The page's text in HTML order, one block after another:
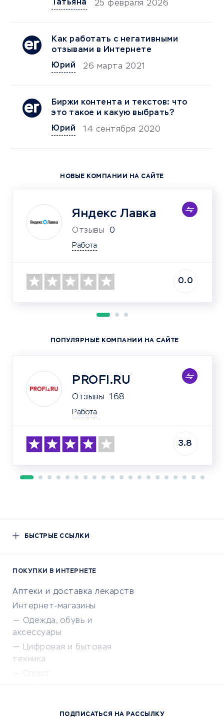
Татьяна 25 февраля 2026
Как работать с негативными
отзывами в Интернете
Юрий
26 марта 2021
Биржи контента и текстов: что
это такое и какую выбрать?
Юрий
14 сентября 2020
НОВЫЕ КОМПАНИИ НА САЙТЕ
Яндекс Лавка
Отзывы 0
Работа
0.0
ПОПУЛЯРНЫЕ КОМПАНИИ НА САЙТЕ
PROFI.RU
Отзывы 168
Работа
3.8
БЫСТРЫЕ ССЫЛКИ
ПОКУПКИ В ИНТЕРНЕТЕ
Аптеки и доставка лекарств
Интернет-магазины
Одежда, обувь и
аксессуары
Цифровая и бытовая
техника
Спорт
Сервисы доставкиПОДПИСАТЬСЯ НА РАССЫЛКУ